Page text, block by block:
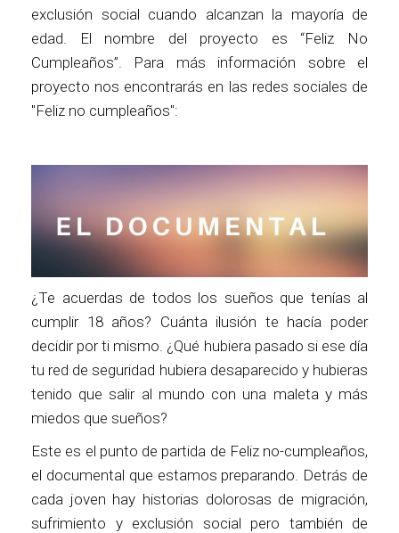
exclusión social cuando alcanzan la mayoría de
edad. El nombre del proyecto es “Feliz No
Cumpleaños”. Para más información sobre el
proyecto nos encontrarás en las redes sociales de
"Feliz no cumpleaños":
¿Te acuerdas de todos los sueños que tenías al
cumplir 18 años? Cuánta ilusión te hacía poder
decidir por ti mismo. ¿Qué hubiera pasado si ese día
tu red de seguridad hubiera desaparecido y hubieras
tenido que salir al mundo con una maleta y más
miedos que sueños?
Este es el punto de partida de Feliz no-cumpleaños,
el documental que estamos preparando. Detrás de
cada joven hay historias dolorosas de migración,
sufrimiento y exclusión social pero también de